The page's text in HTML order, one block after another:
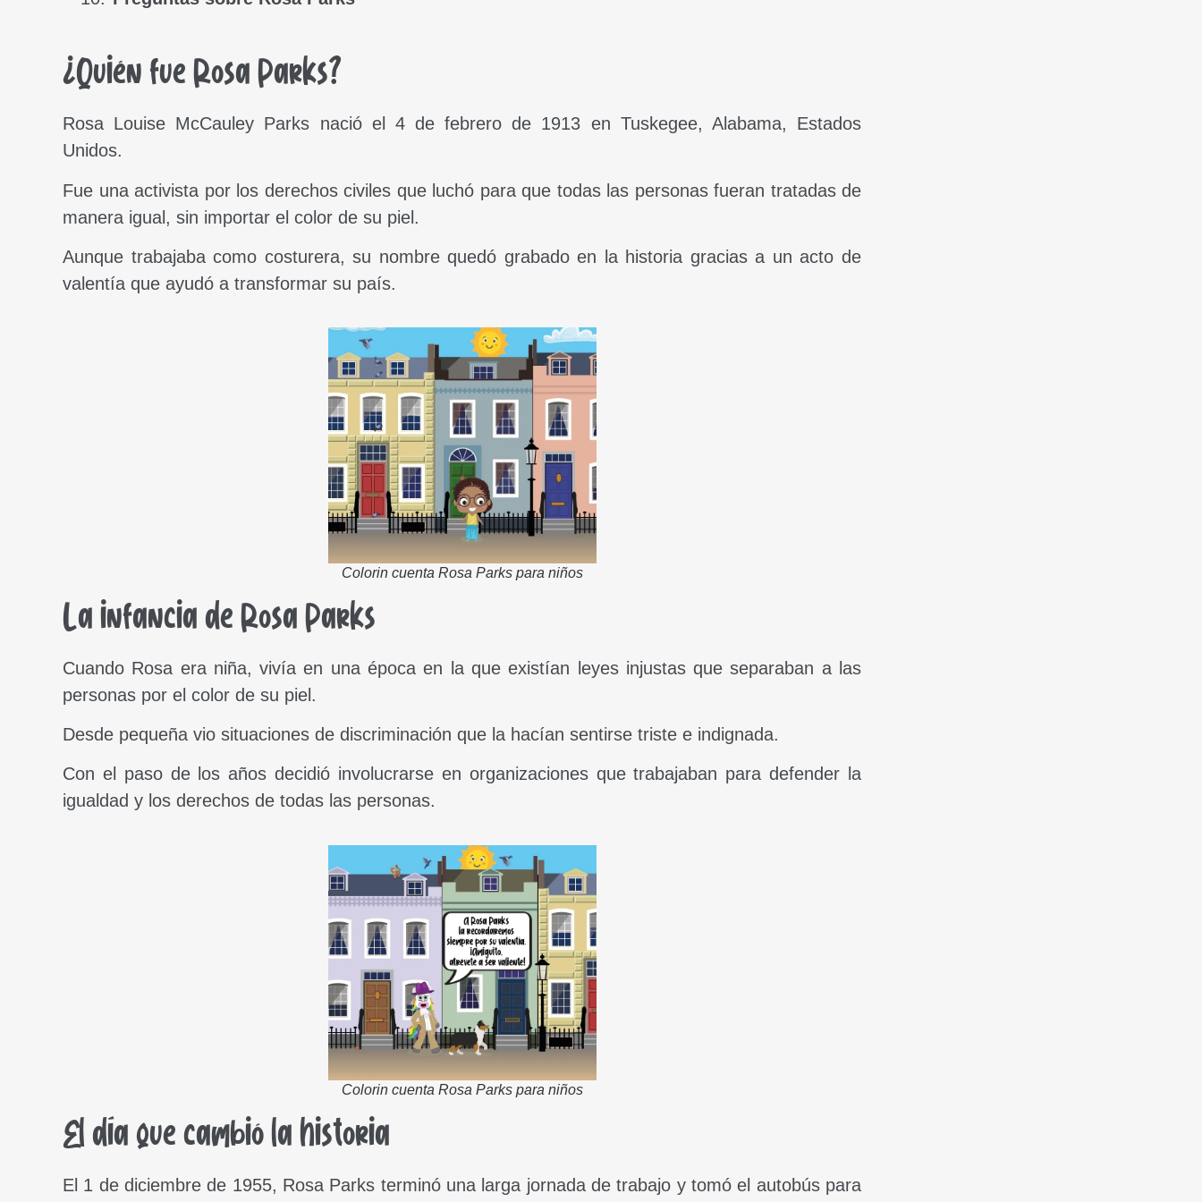
¿Quién fue Rosa Parks?
Rosa Louise McCauley Parks nació el 4 de febrero de 1913 en Tuskegee, Alabama, Estados
Unidos.
Fue una activista por los derechos civiles que luchó para que todas las personas fueran tratadas de
manera igual, sin importar el color de su piel.
Aunque trabajaba como costurera, su nombre quedó grabado en la historia gracias a un acto de
valentía que ayudó a transformar su país.
Colorin cuenta Rosa Parks para niños
La infancia de Rosa Parks
Cuando Rosa era niña, vivía en una época en la que existían leyes injustas que separaban a las
personas por el color de su piel.
Desde pequeña vio situaciones de discriminación que la hacían sentirse triste e indignada.
Con el paso de los años decidió involucrarse en organizaciones que trabajaban para defender la
igualdad y los derechos de todas las personas.
Colorin cuenta Rosa Parks para niños
El día que cambió la historia
El 1 de diciembre de 1955, Rosa Parks terminó una larga jornada de trabajo y tomó el autobús para